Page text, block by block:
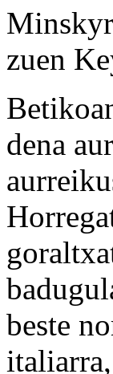
zuen
dena
beste